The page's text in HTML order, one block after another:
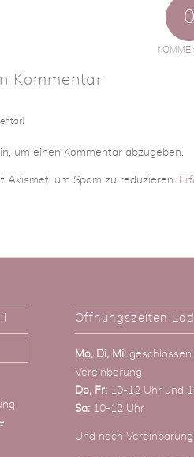
0
Kommentar
um einen Kommentar abzugeben.
Akismet, um Spam zu reduzieren.
Öffnungszeiten
Mo, Di, Mi:geschlossen
Vereinbarung
Do, Fr:10-12 Uhr und
Sa:10-12 Uhr
Und nach Vereinbarung